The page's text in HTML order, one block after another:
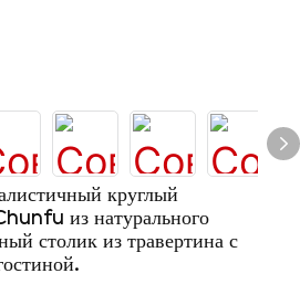
круглый
из натурального
столик из травертина с